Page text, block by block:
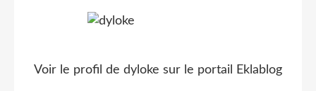
Voir le profil de dyloke sur le portail Eklablog